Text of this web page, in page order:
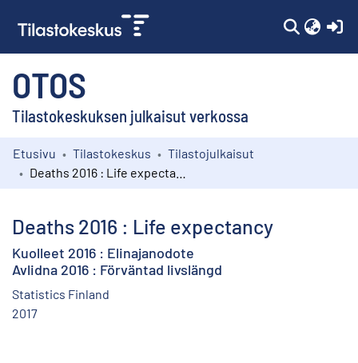
OTOS
Tilastokeskuksen julkaisut verkossa
Kokoelmat
Etusivu Tilastokeskus
Tilastojulkaisut
Deaths 2016 : Life expectancy
Kuolleet 2016 : Elinajanodote
Avlidna 2016 : Förväntad livslängd
Statistics Finland
2017